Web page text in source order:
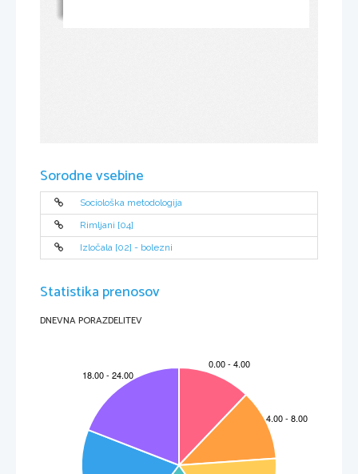
Sorodne vsebine
Sociološka metodologija
Rimljani [04]
Izločala [02] - bolezni
Statistika prenosov
DNEVNA PORAZDELITEV